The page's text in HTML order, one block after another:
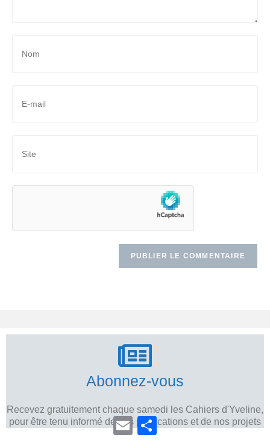
Abonnez-vous
Recevez gratuitement chaque samedi les Cahiers d'Yveline,
pour être tenu informé de nos publications et de nos projets
E
m
P
a